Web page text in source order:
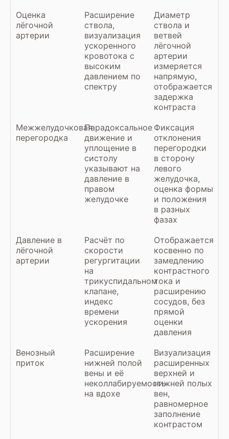
Оценка
лёгочной
артерии
Расширение
ствола,
визуализация
ускоренного
кровотока с
высоким
давлением по
спектру
Диаметр
ствола и
ветвей
лёгочной
артерии
измеряется
напрямую,
отображается
задержка
контраста
Межжелудочковая
перегородка
Парадоксальное
движение и
уплощение в
систолу
указывают на
давление в
правом
желудочке
Фиксация
отклонения
перегородки
в сторону
левого
желудочка,
оценка формы
и положения
в разных
фазах
Давление в
лёгочной
артерии
Расчёт по
скорости
регургитации
на
трикуспидальном
клапане,
индекс
времени
ускорения
Отображается
косвенно по
замедлению
контрастного
тока и
расширению
сосудов, без
прямой
оценки
давления
Венозный
приток
Расширение
нижней полой
вены и её
неколлабируемость
на вдохе
Визуализация
расширенных
верхней и
нижней полых
вен,
равномерное
заполнение
контрастом